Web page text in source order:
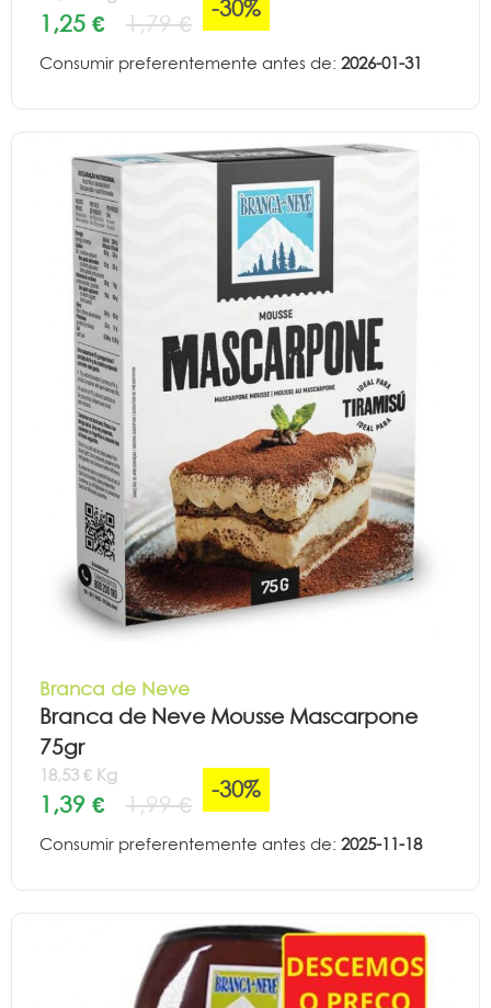
1,25 € 1,79 €
-30%
Consumir preferentemente antes de: 2026-01-31
Branca de Neve
Branca de Neve Mousse Mascarpone
75gr
18,53 € Kg
1,39 € 1,99 €
-30%
Consumir preferentemente antes de: 2025-11-18